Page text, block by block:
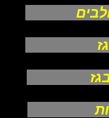
בגז
בגז